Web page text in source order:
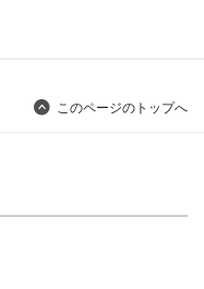
このページのトップへ